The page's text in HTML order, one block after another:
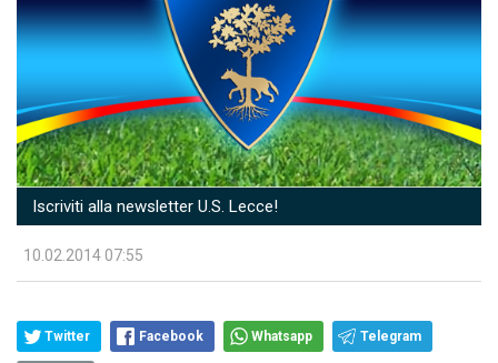
Iscriviti alla newsletter U.S. Lecce!
10.02.2014 07:55
Twitter Facebook Whatsapp Telegram